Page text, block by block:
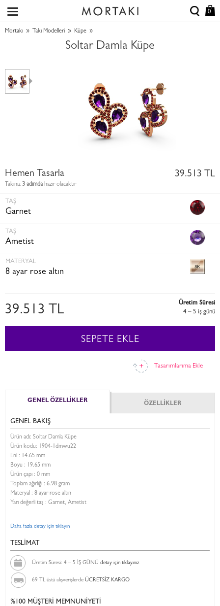
0
Mortakı » Takı Modelleri » Küpe »
Soltar Damla Küpe
Hemen Tasarla
Takınız 3 adımdahazır olacaktır
39.513 TL
TAŞ
Garnet
TAŞ
Ametist
MATERYAL
8 ayar rose altın
Tasarımlarıma Ekle
39.513 TL
Üretim Süresi
4 – 5 i̇ş günü
SEPETE EKLE
GENEL ÖZELLİKLER ÖZELLİKLER
GENEL BAKIŞ
Ürün adı: Soltar Damla Küpe
Ürün kodu: 1904-1dmwu22
Eni : 14.65 mm
Boyu : 19.65 mm
Ürün çapı : 0 mm
Toplam ağırlığı : 6.98 gram
Materyal : 8 ayar rose altın
Yarı değerli taş : Garnet, Ametist
Daha fazla detay için tıklayın
TESLİMAT
Üretim Süresi: 4 – 5 İŞ GÜNÜ detay için tıklayınız
69 TL üstü alışverişlerde ÜCRETSİZ KARGO
%100 MÜŞTERİ MEMNUNİYETİ